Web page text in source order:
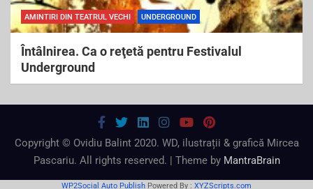
AMINTIRI DIN TEATRUL VECHI UNDERGROUND
Întâlnirea. Ca o reţetă pentru Festivalul
Underground
Copyright © Ovidiu Balint 2020. WD, ilustrații & grafică Mircea
Pascariu. All rights reserved. | Theme by MantraBrain
WP2Social Auto Publish Powered By : XYZScripts.com